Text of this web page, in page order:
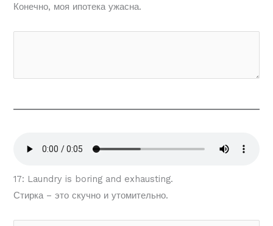
Конечно, моя ипотека ужасна.
17: Laundry is boring and exhausting.
Стирка – это скучно и утомительно.